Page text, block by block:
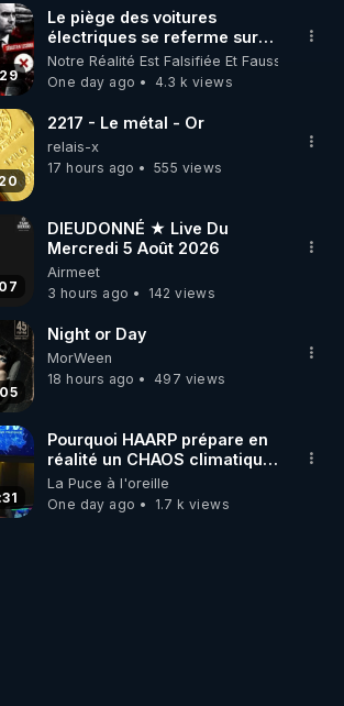
sur l’application de méditation et
:
sur https://www.envol.app/code
Le piège des voitures
électriques se referme sur
les usagers !
Notre Réalité Est Falsifiée Et Fausse
One day ago
4.3 k views
2217 - Le métal - Or
relais-x
17 hours ago
555 views
DIEUDONNÉ ★ Live Du
Mercredi 5 Août 2026
Airmeet
3 hours ago
142 views
Night or Day
MorWeen
18 hours ago
497 views
Pourquoi HAARP prépare en
réalité un CHAOS climatique,
on répond
La Puce à l'oreille
One day ago
1.7 k views